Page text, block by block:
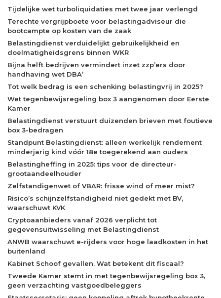
Tijdelijke wet turboliquidaties met twee jaar verlengd
Terechte vergrijpboete voor belastingadviseur die
bootcampte op kosten van de zaak
Belastingdienst verduidelijkt gebruikelijkheid en
doelmatigheidsgrens binnen WKR
Bijna helft bedrijven vermindert inzet zzp’ers door
handhaving wet DBA’
Tot welk bedrag is een schenking belastingvrij in 2025?
Wet tegenbewijsregeling box 3 aangenomen door Eerste
Kamer
Belastingdienst verstuurt duizenden brieven met foutieve
box 3-bedragen
Standpunt Belastingdienst: alleen werkelijk rendement
minderjarig kind vóór 18e toegerekend aan ouders
Belastingheffing in 2025: tips voor de directeur-
grootaandeelhouder
Zelfstandigenwet of VBAR: frisse wind of meer mist?
Risico’s schijnzelfstandigheid niet gedekt met BV,
waarschuwt KVK
Cryptoaanbieders vanaf 2026 verplicht tot
gegevensuitwisseling met Belastingdienst
ANWB waarschuwt e-rijders voor hoge laadkosten in het
buitenland
Kabinet Schoof gevallen. Wat betekent dit fiscaal?
Tweede Kamer stemt in met tegenbewijsregeling box 3,
geen verzachting vastgoedbeleggers